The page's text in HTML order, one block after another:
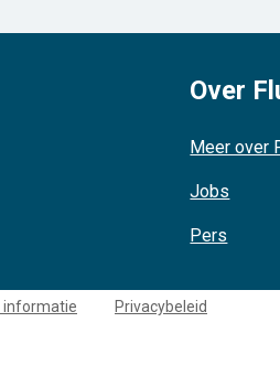
Over
Meer over
Jobs
Pers
informatie Privacybeleid